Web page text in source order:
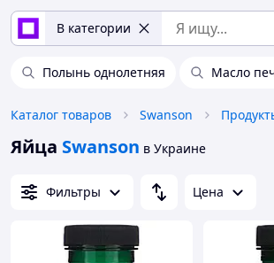
В категории
Полынь однолетняя Масло
Каталог товаров Swanson
Яйца Swanson в Украине
Фильтры Цена